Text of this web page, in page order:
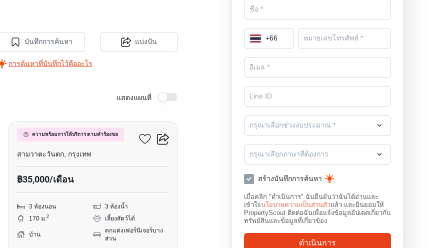
บันทึกการค้นหา
การค้นหาที่บันทึกไว้คืออะไร
แบ่งปัน
แสดงแผนที่
ความพร้อมการให้บริการ ตามคำร้องขอ
ฮาบิเทีย ปัญญาอินทรา 2
สามวาตะวันตก, กรุงเทพ
฿35,000/เดือน
3 ห้องนอน
3 ห้องน้ำ
170 ม.2 เลี้ยงสัตว์ได้
บ้าน
ตกแต่งเฟอร์นิเจอร์บาง
ส่วน
+66
กรุณาเลือกช่วงงบประมาณ *
กรุณาเลือกภาษาที่ต้องการ
สร้างบันทึกการค้นหา
เมื่อคลิก "ดำเนินการ" ฉันยืนยันว่าฉันได้อ่านและ
เข้าใจนโยบายความเป็นส่วนตัวแล้ว และยินยอมให้
PropertyScout ติดต่อฉันเพื่อแจ้งข้อมูลอัปเดตเกี่ยวกับ
ทรัพย์สินและข้อมูลที่เกี่ยวข้อง
ดำเนินการ